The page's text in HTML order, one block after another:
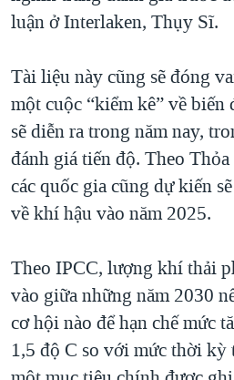
luận ở Interlaken, Thụy Sĩ.
Tài liệu này cũng sẽ đóng
một cuộc “kiểm kê” về
sẽ diễn ra trong năm nay,
đánh giá tiến độ. Theo
các quốc gia cũng dự kiến
về khí hậu vào năm 2025.
Theo IPCC, lượng khí thải
vào giữa những năm 2030
cơ hội nào để hạn chế mức
1,5 độ C so với mức thời kỳ